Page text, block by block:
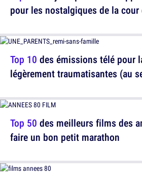
pour les nostalgiques de la cour
Top 50 des meilleurs films des
faire un bon petit marathon
Top 10 des émissions télé pour
légèrement traumatisantes (au